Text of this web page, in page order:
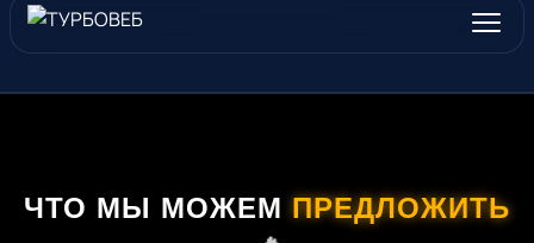
ЧТО МЫ МОЖЕМ ПРЕДЛОЖИТЬ